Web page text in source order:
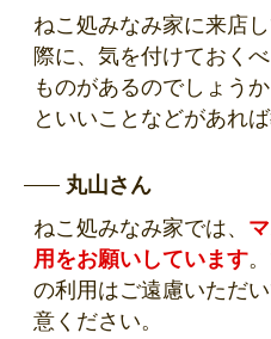
ねこ処みなみ家に来店
際に、気を付けておく
ものがあるのでしょう
といいことなどがあれ
丸山さん
ねこ処みなみ家では、
用をお願いしています
の利用はご遠慮いただ
意ください。